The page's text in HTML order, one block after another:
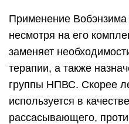
Применение Вобэнзима
несмотря на его
заменяет
терапии, а также
группы НПВС. Скорее
используется в
рассасывающего,